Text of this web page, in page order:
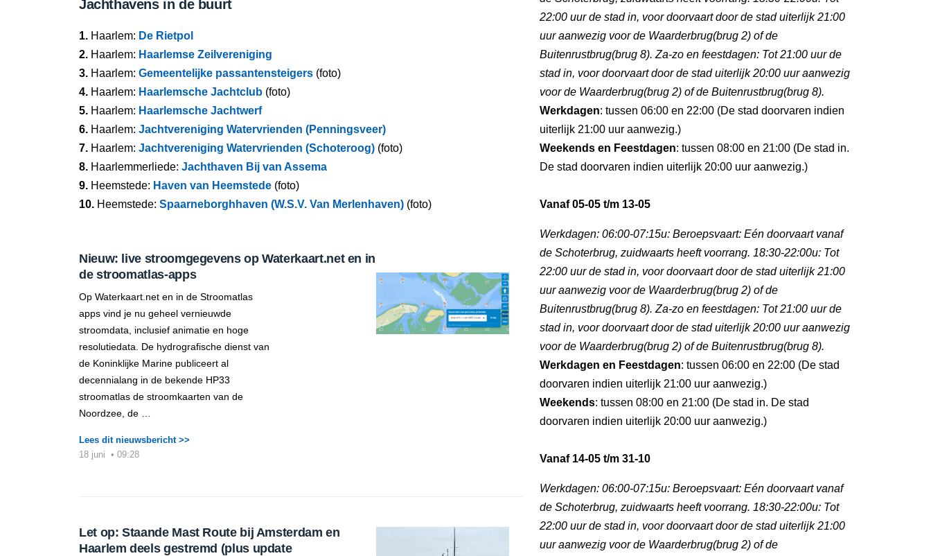
Jachthavens in de buurt
1. Haarlem: De Rietpol
2. Haarlem: Haarlemse Zeilvereniging
3. Haarlem: Gemeentelijke passantensteigers (foto)
4. Haarlem: Haarlemsche Jachtclub (foto)
5. Haarlem: Haarlemsche Jachtwerf
6. Haarlem: Jachtvereniging Watervrienden (Penningsveer)
7. Haarlem: Jachtvereniging Watervrienden (Schoteroog) (foto)
8. Haarlemmerliede: Jachthaven Bij van Assema
9. Heemstede: Haven van Heemstede (foto)
10. Heemstede: Spaarneborghhaven (W.S.V. Van Merlenhaven) (foto)
Nieuw: live stroomgegevens op Waterkaart.net en in
de stroomatlas-apps
Op Waterkaart.net en in de Stroomatlas
apps vind je nu geheel vernieuwde
stroomdata, inclusief animatie en hoge
resolutiedata. De hydrografische dienst van
de Koninklijke Marine publiceert al
decennialang in de bekende HP33
stroomatlas de stroomkaarten van de
Noordzee, de …
Lees dit nieuwsbericht >>
18 juni • 09:28
Let op: Staande Mast Route bij Amsterdam en
Haarlem deels gestremd (plus update
22:00 uur de stad in, voor doorvaart door de stad uiterlijk 21:00
uur aanwezig voor de Waarderbrug(brug 2) of de
Buitenrustbrug(brug 8). Za-zo en feestdagen: Tot 21:00 uur de
stad in, voor doorvaart door de stad uiterlijk 20:00 uur aanwezig
voor de Waarderbrug(brug 2) of de Buitenrustbrug(brug 8).
Werkdagen: tussen 06:00 en 22:00 (De stad doorvaren indien
uiterlijk 21:00 uur aanwezig.)
Weekends en Feestdagen: tussen 08:00 en 21:00 (De stad in.
De stad doorvaren indien uiterlijk 20:00 uur aanwezig.)
Vanaf 05-05 t/m 13-05
Werkdagen: 06:00-07:15u: Beroepsvaart: Eén doorvaart vanaf
de Schoterbrug, zuidwaarts heeft voorrang. 18:30-22:00u: Tot
22:00 uur de stad in, voor doorvaart door de stad uiterlijk 21:00
uur aanwezig voor de Waarderbrug(brug 2) of de
Buitenrustbrug(brug 8). Za-zo en feestdagen: Tot 21:00 uur de
stad in, voor doorvaart door de stad uiterlijk 20:00 uur aanwezig
voor de Waarderbrug(brug 2) of de Buitenrustbrug(brug 8).
Werkdagen en Feestdagen: tussen 06:00 en 22:00 (De stad
doorvaren indien uiterlijk 21:00 uur aanwezig.)
Weekends: tussen 08:00 en 21:00 (De stad in. De stad
doorvaren indien uiterlijk 20:00 uur aanwezig.)
Vanaf 14-05 t/m 31-10
Werkdagen: 06:00-07:15u: Beroepsvaart: Eén doorvaart vanaf
de Schoterbrug, zuidwaarts heeft voorrang. 18:30-22:00u: Tot
22:00 uur de stad in, voor doorvaart door de stad uiterlijk 21:00
uur aanwezig voor de Waarderbrug(brug 2) of de